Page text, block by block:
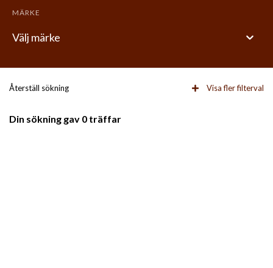
MÄRKE
Välj märke
Återställ sökning Visa fler filterval
Din sökning gav 0 träffar